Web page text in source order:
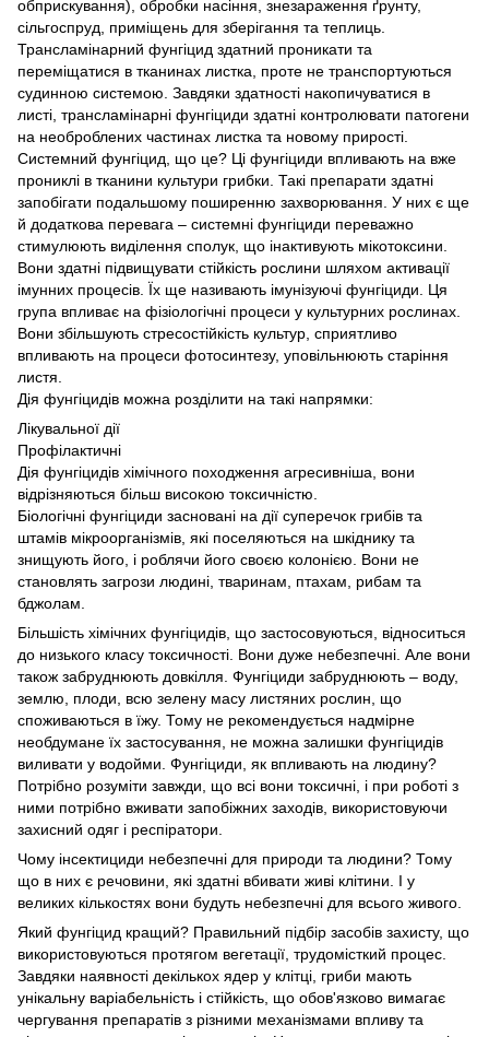
обприскування), обробки насіння, знезараження ґрунту,
сільгоспруд, приміщень для зберігання та теплиць.
Трансламінарний фунгіцид здатний проникати та
переміщатися в тканинах листка, проте не транспортуються
судинною системою. Завдяки здатності накопичуватися в
листі, трансламінарні фунгіциди здатні контролювати патогени
на необроблених частинах листка та новому прирості.
Системний фунгіцид, що це? Ці фунгіциди впливають на вже
прониклі в тканини культури грибки. Такі препарати здатні
запобігати подальшому поширенню захворювання. У них є ще
й додаткова перевага – системні фунгіциди переважно
стимулюють виділення сполук, що інактивують мікотоксини.
Вони здатні підвищувати стійкість рослини шляхом активації
імунних процесів. Їх ще називають імунізуючі фунгіциди. Ця
група впливає на фізіологічні процеси у культурних рослинах.
Вони збільшують стресостійкість культур, сприятливо
впливають на процеси фотосинтезу, уповільнюють старіння
листя.
Дія фунгіцидів можна розділити на такі напрямки:
Лікувальної дії
Профілактичні
Дія фунгіцидів хімічного походження агресивніша, вони
відрізняються більш високою токсичністю.
Біологічні фунгіциди засновані на дії суперечок грибів та
штамів мікроорганізмів, які поселяються на шкіднику та
знищують його, і роблячи його своєю колонією. Вони не
становлять загрози людині, тваринам, птахам, рибам та
бджолам.
Більшість хімічних фунгіцидів, що застосовуються, відноситься
до низького класу токсичності. Вони дуже небезпечні. Але вони
також забруднюють довкілля. Фунгіциди забруднюють – воду,
землю, плоди, всю зелену масу листяних рослин, що
споживаються в їжу. Тому не рекомендується надмірне
необдумане їх застосування, не можна залишки фунгіцидів
виливати у водойми. Фунгіциди, як впливають на людину?
Потрібно розуміти завжди, що всі вони токсичні, і при роботі з
ними потрібно вживати запобіжних заходів, використовуючи
захисний одяг і респіратори.
Чому інсектициди небезпечні для природи та людини? Тому
що в них є речовини, які здатні вбивати живі клітини. І у
великих кількостях вони будуть небезпечні для всього живого.
Який фунгіцид кращий? Правильний підбір засобів захисту, що
використовуються протягом вегетації, трудомісткий процес.
Завдяки наявності декількох ядер у клітці, гриби мають
унікальну варіабельність і стійкість, що обов'язково вимагає
чергування препаратів з різними механізмами впливу та